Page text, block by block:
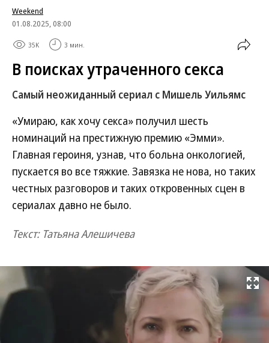
Weekend
01.08.2025, 08:00
35K 3 мин.
В поисках утраченного секса
Самый неожиданный сериал с Мишель Уильямс
«Умираю, как хочу секса» получил шесть
номинаций на престижную премию «Эмми».
Главная героиня, узнав, что больна онкологией,
пускается во все тяжкие. Завязка не нова, но таких
честных разговоров и таких откровенных сцен в
сериалах давно не было.
Текст: Татьяна Алешичева
Развернуть